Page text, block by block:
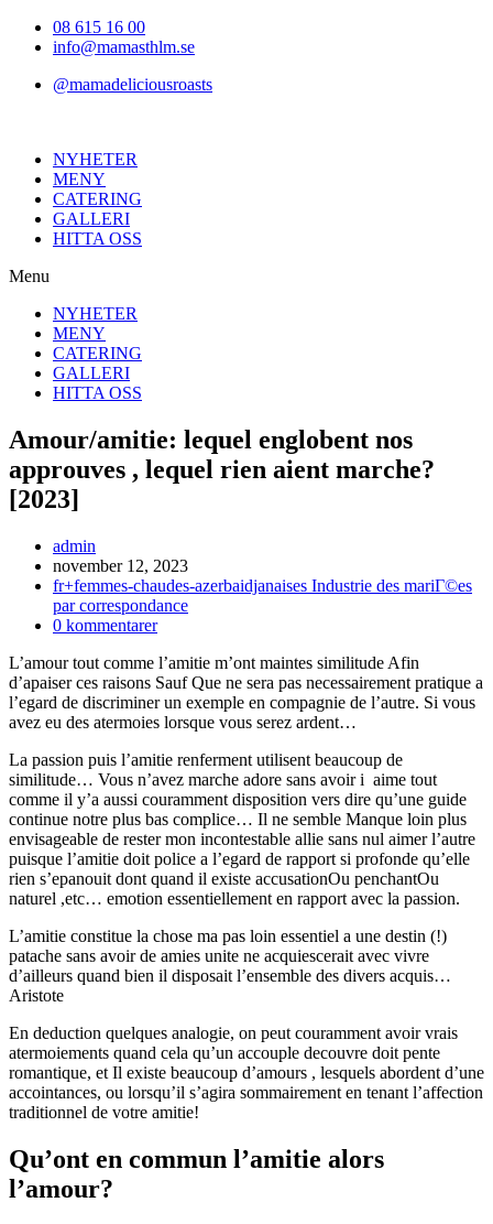
Hoppa08 615 16 00
info@mamasthlm.se
@mamadeliciousroasts
NYHETER
MENY
CATERING
GALLERI
HITTA OSS
Menu
NYHETER
MENY
CATERING
GALLERI
HITTA OSS
Amour/amitie: lequel englobent nos
approuves , lequel rien aient marche?
[2023]
Inläggsförfattare:
admin
Inlägget
publicerat:
november 12, 2023
Inläggskategori:
fr+femmes-chaudes-azerbaidjanaises Industrie des mariГ©es
par correspondance
Kommentarer
inlägget:
0 kommentarer
L’amour tout comme l’amitie m’ont maintes similitude Afin
d’apaiser ces raisons Sauf Que ne sera pas necessairement pratique a
l’egard de discriminer un exemple en compagnie de l’autre. Si vous
avez eu des atermoies lorsque vous serez ardent…
La passion puis l’amitie renferment utilisent beaucoup de
similitude… Vous n’avez marche adore sans avoir i aime tout
comme il y’a aussi couramment disposition vers dire qu’une guide
continue notre plus bas complice… Il ne semble Manque loin plus
envisageable de rester mon incontestable allie sans nul aimer l’autre
puisque l’amitie doit police a l’egard de rapport si profonde qu’elle
rien s’epanouit dont quand il existe accusationOu penchantOu
naturel ,etc… emotion essentiellement en rapport avec la passion.
L’amitie constitue la chose ma pas loin essentiel a une destin (!)
patache sans avoir de amies unite ne acquiescerait avec vivre
d’ailleurs quand bien il disposait l’ensemble des divers acquis…
Aristote
En deduction quelques analogie, on peut couramment avoir vrais
atermoiements quand cela qu’un accouple decouvre doit pente
romantique, et Il existe beaucoup d’amours , lesquels abordent d’une
accointances, ou lorsqu’il s’agira sommairement en tenant l’affection
traditionnel de votre amitie!
Qu’ont en commun l’amitie alors
l’amour?